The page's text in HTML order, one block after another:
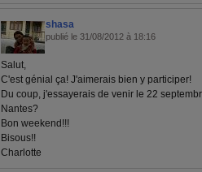
shasa
publié le 31/08/2012 à 18:16
Salut,
C'est génial ça! J'aimerais bien y participer!
Du coup, j'essayerais de venir le 22
Nantes?
Bon weekend!!!
Bisous!!
Charlotte